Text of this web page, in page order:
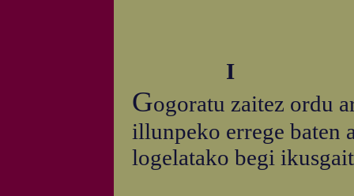
I
Gogoratu zaitez ordu
illunpeko errege baten
logelatako begi